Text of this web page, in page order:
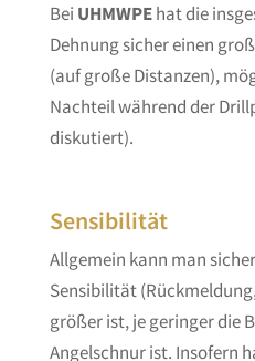
Bei UHMWPEhat die
Dehnung sicher einen
(auf große Distanzen),
Nachteil während der
diskutiert).
Sensibilität
Allgemein kann man
Sensibilität
größer ist, je geringer die
Angelschnur ist. Insofern